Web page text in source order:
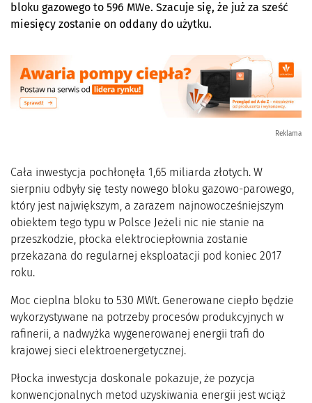
bloku gazowego to 596 MWe. Szacuje się, że już za sześć
miesięcy zostanie on oddany do użytku.
Reklama
Cała inwestycja pochłonęła 1,65 miliarda złotych. W
sierpniu odbyły się testy nowego bloku gazowo-parowego,
który jest największym, a zarazem najnowocześniejszym
obiektem tego typu w Polsce Jeżeli nic nie stanie na
przeszkodzie, płocka elektrociepłownia zostanie
przekazana do regularnej eksploatacji pod koniec 2017
roku.
Moc cieplna bloku to 530 MWt. Generowane ciepło będzie
wykorzystywane na potrzeby procesów produkcyjnych w
rafinerii, a nadwyżka wygenerowanej energii trafi do
krajowej sieci elektroenergetycznej.
Płocka inwestycja doskonale pokazuje, że pozycja
konwencjonalnych metod uzyskiwania energii jest wciąż